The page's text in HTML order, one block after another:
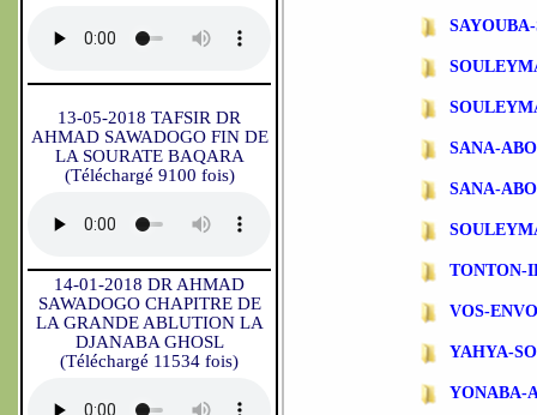
13-05-2018 TAFSIR DR
AHMAD SAWADOGO FIN DE
LA SOURATE BAQARA
(Téléchargé 9100 fois)
14-01-2018 DR AHMAD
SAWADOGO CHAPITRE DE
LA GRANDE ABLUTION LA
DJANABA GHOSL
(Téléchargé 11534 fois)
SANA-
SANA-
TONTON-
VOS-
YAHYA-
YONABA-